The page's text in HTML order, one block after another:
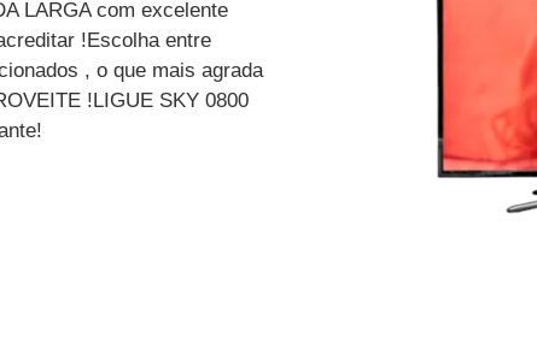
LARGA com excelente
!Escolha entre
, o que mais agrada
!LIGUE SKY 0800